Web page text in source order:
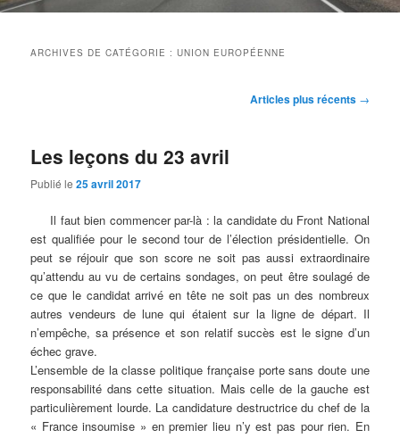
ARCHIVES DE CATÉGORIE :UNION EUROPÉENNE
Articles plus récents →
Les leçons du 23 avril
Publié le25 avril 2017
Il faut bien commencer par-là : la candidate du Front National
est qualifiée pour le second tour de l’élection présidentielle. On
peut se réjouir que son score ne soit pas aussi extraordinaire
qu’attendu au vu de certains sondages, on peut être soulagé de
ce que le candidat arrivé en tête ne soit pas un des nombreux
autres vendeurs de lune qui étaient sur la ligne de départ. Il
n’empêche, sa présence et son relatif succès est le signe d’un
échec grave.
L’ensemble de la classe politique française porte sans doute une
responsabilité dans cette situation. Mais celle de la gauche est
particulièrement lourde. La candidature destructrice du chef de la
« France insoumise » en premier lieu n’y est pas pour rien. En